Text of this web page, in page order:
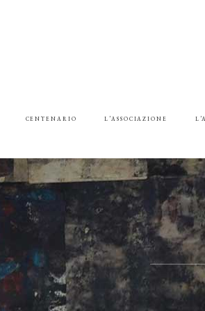
CENTENARIO L’ASSOCIAZIONE